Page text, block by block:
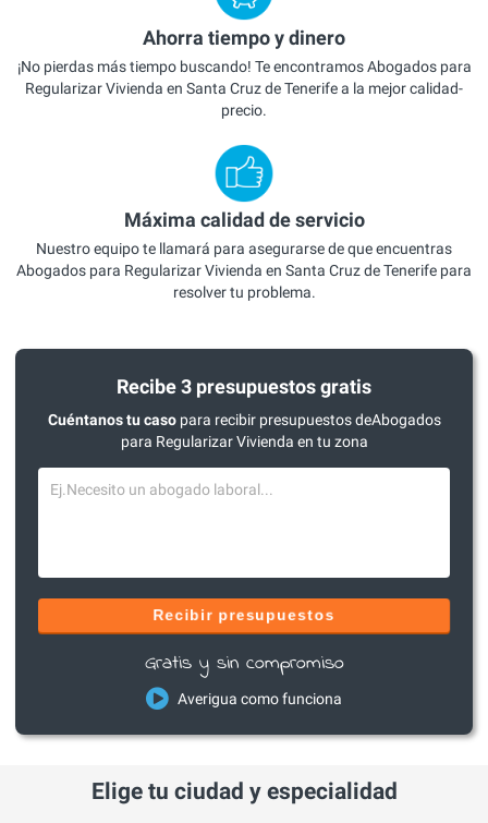
Ahorra tiempo y dinero
¡No pierdas más tiempo buscando! Te encontramos Abogados para
Regularizar Vivienda en Santa Cruz de Tenerife a la mejor calidad-
precio.
Máxima calidad de servicio
Nuestro equipo te llamará para asegurarse de que encuentras
Abogados para Regularizar Vivienda en Santa Cruz de Tenerife para
resolver tu problema.
Recibe 3 presupuestos gratis
Cuéntanos tu casopara recibir presupuestos deAbogados
para Regularizar Vivienda en tu zona
Recibir presupuestos
Gratis y sin compromiso
Averigua como funciona
Elige tu ciudad y especialidad